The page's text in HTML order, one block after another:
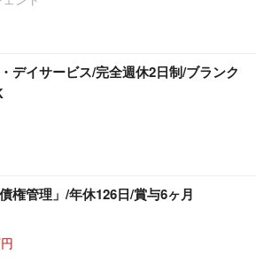
デイサービス/完全週休2日制/ブランク
権管理」/年休126日/賞与6ヶ月